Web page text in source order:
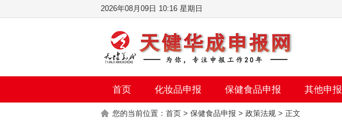
2026年08月09日 10:16 星期日
首页 化妆品申报 保健食品申报 其他申报
您的当前位置： 首页 > 保健食品申报 > 政策法规 > 正文